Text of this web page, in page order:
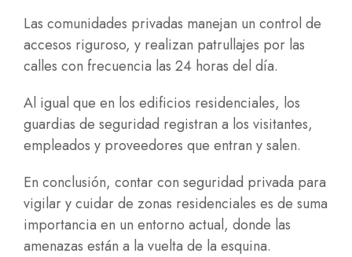
Las comunidades privadas manejan un control de
accesos riguroso, y realizan patrullajes por las
calles con frecuencia las 24 horas del día.
Al igual que en los edificios residenciales, los
guardias de seguridad registran a los visitantes,
empleados y proveedores que entran y salen.
En conclusión, contar con seguridad privada para
vigilar y cuidar de zonas residenciales es de suma
importancia en un entorno actual, donde las
amenazas están a la vuelta de la esquina.